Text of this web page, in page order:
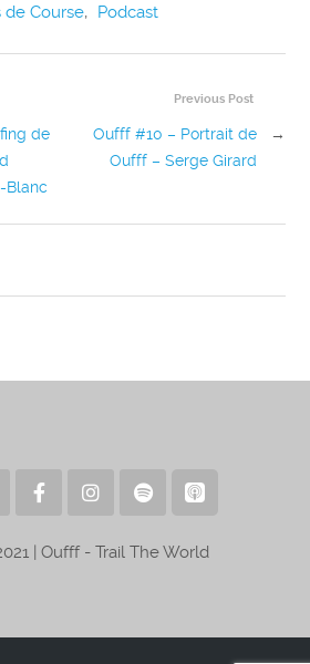
de Course, Podcast
Previous Post
Oufff #10 – Portrait de
Oufff – Serge Girard
→
de
Blanc
| Oufff - Trail The World